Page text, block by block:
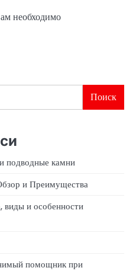
необходимо
Поиск
подводные камни
и Преимущества
виды и особенности
помощник при